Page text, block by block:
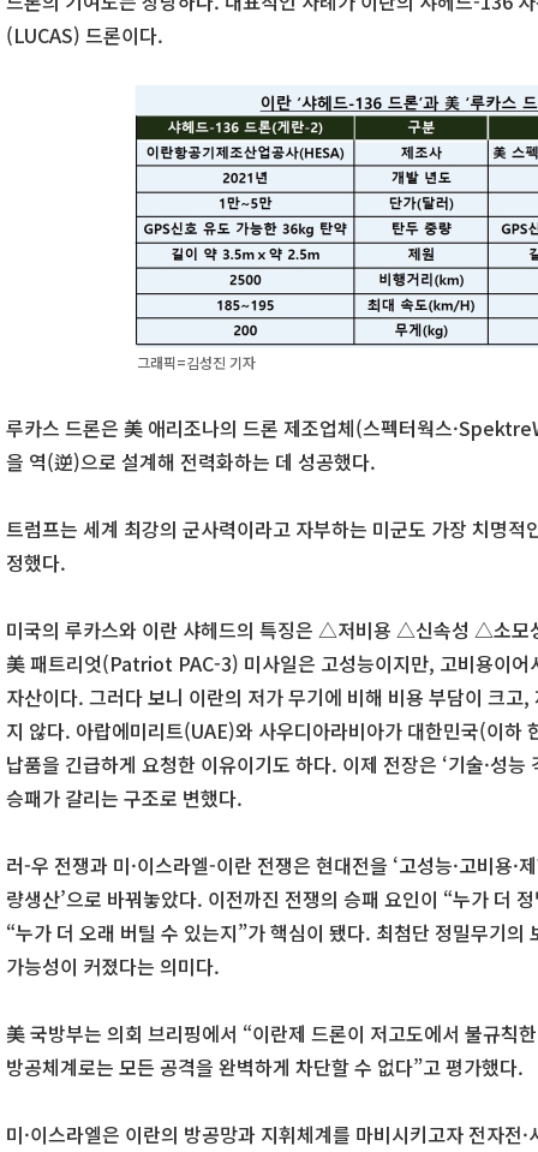
(LUCAS) 드론이다.
그래픽=김성진 기자
루카스 드론은 美 애리조나의 드론 제조업체(스펙터웍스
을 역(逆)으로 설계해 전력화하는 데 성공했다.
트럼프는 세계 최강의 군사력이라고 자부하는 미군도 가장 치명적
정했다.
미국의 루카스와 이란 샤헤드의 특징은 △저비용 △신속성 △소
美 패트리엇(Patriot PAC-3) 미사일은 고성능이지만, 고비용이어
자산이다. 그러다 보니 이란의 저가 무기에 비해 비용 부담이 크고
지 않다. 아랍에미리트(UAE)와 사우디아라비아가 대한민국(이하
납품을 긴급하게 요청한 이유이기도 하다. 이제 전장은 ‘기술·성능
승패가 갈리는 구조로 변했다.
러-우 전쟁과 미·이스라엘-이란 전쟁은 현대전을 ‘고성능·고비용·
량생산’으로 바꿔놓았다. 이전까진 전쟁의 승패 요인이 “누가 더
“누가 더 오래 버틸 수 있는지”가 핵심이 됐다. 최첨단 정밀무기의
가능성이 커졌다는 의미다.
美 국방부는 의회 브리핑에서 “이란제 드론이 저고도에서 불규칙
방공체계로는 모든 공격을 완벽하게 차단할 수 없다”고 평가했다.
미·이스라엘은 이란의 방공망과 지휘체계를 마비시키고자 전자전